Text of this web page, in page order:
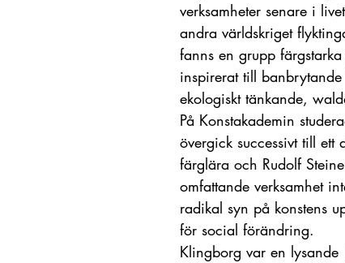
verksamheter senare i
andra världskriget
fanns en grupp
inspirerat till
ekologiskt tänkande,
På Konstakademin
övergick successivt till
färglära och Rudolf
omfattande verksamhet
radikal syn på konstens
för social förändring.
Klingborg var en